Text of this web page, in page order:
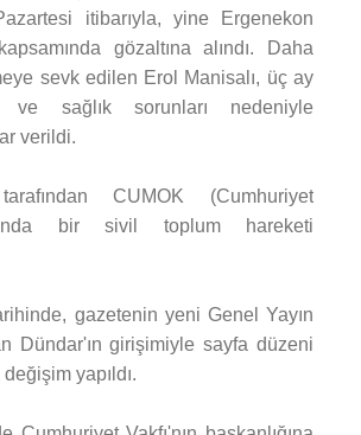
itibarıyla, yine Ergenekon
gözaltına alındı. Daha
sevk edilen Erol Manisalı, üç ay
ve sağlık sorunları nedeniyle
verildi.
CUMOK (Cumhuriyet
bir sivil toplum hareketi
gazetenin yeni Genel Yayın
Dündar'ın girişimiyle sayfa düzeni
yapıldı.